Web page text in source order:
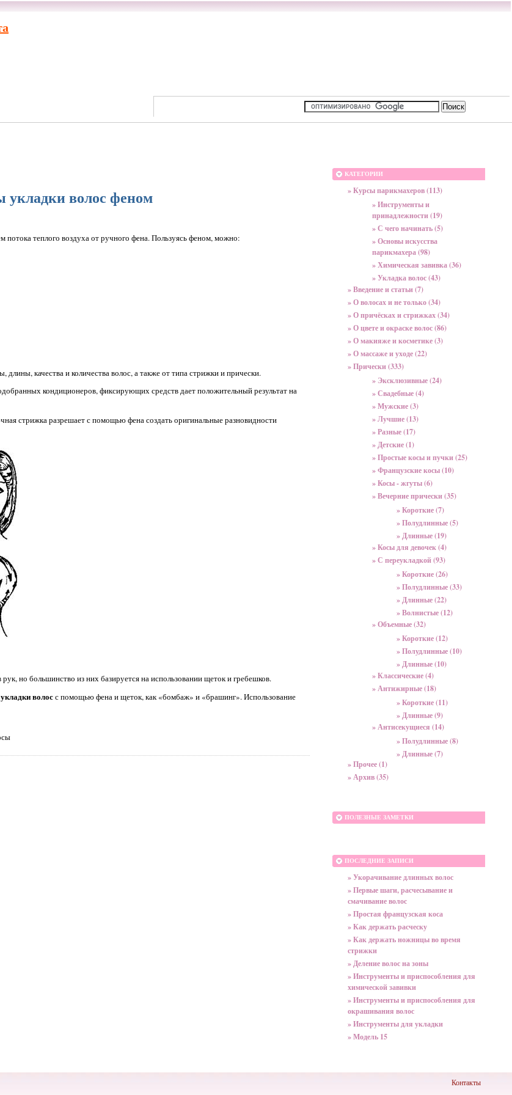
укладки волос феном
теплого воздуха от ручного фена. Пользуясь феном, можно:
качества и количества волос, а также от типа стрижки и прически.
кондиционеров, фиксирующих средств дает положительный результат на
стрижка разрешает с помощью фена создать оригинальные разновидности
но большинство из них базируется на использовании щеток и гребешков.
укладки волосс помощью фена и щеток, как «бомбаж» и «брашинг». Использование
КАТЕГОРИИ
» Курсы парикмахеров (113)
» Инструменты и
принадлежности (19)
» С чего начинать (5)
» Основы искусства
парикмахера (98)
» Химическая завивка (36)
» Укладка волос (43)
» Введение и статьи (7)
» О волосах и не только (34)
» О причёсках и стрижках (34)
» О цвете и окраске волос (86)
» О макияже и косметике (3)
» О массаже и уходе (22)
» Прически (333)
» Эксклюзивные (24)
» Свадебные (4)
» Мужские (3)
» Лучшие (13)
» Разные (17)
» Детские (1)
» Простые косы и пучки (25)
» Французские косы (10)
» Косы - жгуты (6)
» Вечерние прически (35)
» Короткие (7)
» Полудлинные (5)
» Длинные (19)
» Косы для девочек (4)
» С переукладкой (93)
» Короткие (26)
» Полудлинные (33)
» Длинные (22)
» Волнистые (12)
» Объемные (32)
» Короткие (12)
» Полудлинные (10)
» Длинные (10)
» Классические (4)
» Антижирные (18)
» Короткие (11)
» Длинные (9)
» Антисекущиеся (14)
» Полудлинные (8)
» Длинные (7)
» Прочее (1)
» Архив (35)
ПОЛЕЗНЫЕ ЗАМЕТКИ
ПОСЛЕДНИЕ ЗАПИСИ
» Укорачивание длинных волос
» Первые шаги, расчесывание и
смачивание волос
» Простая французская коса
» Как держать расческу
» Как держать ножницы во время
стрижки
» Деление волос на зоны
» Инструменты и приспособления для
химической завивки
» Инструменты и приспособления для
окрашивания волос
» Инструменты для укладки
» Модель 15
Контакты